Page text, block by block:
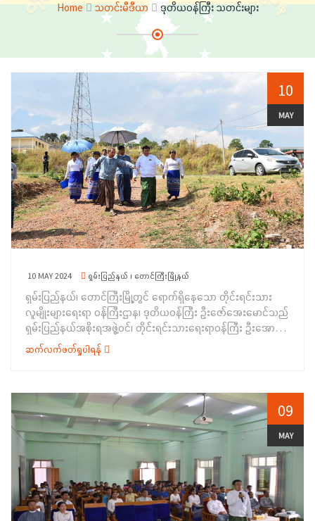
Home သတင်းမီဒီယာ ဒုတိယဝန်ကြီး သတင်းများ
10
MAY
10 MAY 2024 ရှမ်းပြည်နယ် ၊ တောင်ကြီးမြို့နယ်
ရှမ်းပြည်နယ်၊ တောင်ကြီးမြို့တွင် ရောက်ရှိနေသော တိုင်းရင်းသား
လူမျိုးများရေးရာ ဝန်ကြီးဌာန၊ ဒုတိယဝန်ကြီး ဦးဇော်အေးမောင်သည်
ရှမ်းပြည်နယ်အစိုးရအဖွဲ့ဝင်၊ တိုင်းရင်းသားရေးရာဝန်ကြီး ဦးအောင်
ကြည်ဝင်းနှင့် တာဝန်ရှိသူများလိုက်ပါလျက် မေလ (၉) ရက်နေ့ နံနက်
ပိုင်းတွင် တောင်ကြီးမြို့နယ်၊ အေးသာယာမြို့ရှိ ရှမ်းပြည်နယ်
သွားရောက်ကြည့်ရှုစစ်ဆေးခဲ့ပါသည်။ပထမဦးစွာ ဒုတိယဝန်ကြီးသည်
တိုင်းရင်းသားလူမျိုးများရေးရာဝန်ကြီးဌာန၊ ရှမ်း ပြည်နယ် ညွှန်ကြား
ရေးမှူးရုံးနှင့် ကယားပြည်နယ်ညွှန်ကြားရေးမှူးရုံးများမှ အရာထမ်း၊
အမှုထမ်းများ၊ ရှမ်းပြည်နယ်အတွင်းရှိ တိုင်းရင်းသားစာပေနှင့်
ယဉ်ကျေးမှုအသင်းအဖွဲ့များမှ ကိုယ်စားလှယ်များနှင့် သင်တန်းသား/
သူများအား&nbsp; ပြည်သူ့စစ်မှုထမ်းဥပဒေနှင့်ပတ်သက်သည့်
အကြောင်းအရာများကို ရှင်းလင်းဟောပြောပြီး တက်ရောက်လာသူများ
က သိရှိလိုသည်များ မေးမြန်းကြရာ ဒုတိယဝန်ကြီးက ပြန်လည်
ဆွေးနွေးဖြေကြားခဲ့ပါသည်။ထိုနောက် ဒုတိယဝန်ကြီးနှင့်
ဆက်လက်ဖတ်ရှုပါရန်
09
MAY